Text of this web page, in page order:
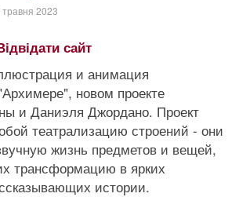
2023
сайт
и анимация
новом проекте
и Даниэля Джордано. Проект
театрализацию строений - они
жизнь предметов и вещей,
трансформацию в ярких
истории.